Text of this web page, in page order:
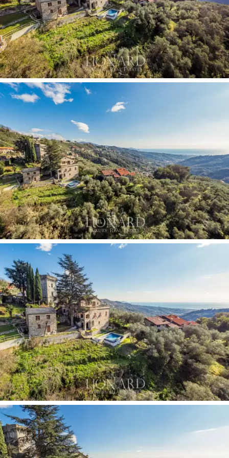
En sus 700 metros cuadrados, el castillo acoge
ambientes de gran elegancia y encanto, gracias a la
riqueza de preciosos muebles antiguos en perfecto
estilo rústico. La parte residencial del inmueble está
flanqueada por una parte dedicada a la hostelería, con
cinco dormitorios amueblados con finos detalles
característicos de la época. Las áreas dedicadas a la
convivencia se dividen en una gran cocina equipada con
horno de leña con una taberna adyacente con chimenea
y una segunda cocina con comedor de servicio, así
como una sala de estar con chimenea. La gran terraza
habitable en el piso del dormitorio es espléndida,
perfecta para disfrutar de la hermosa vista del mar de
Chiavari.